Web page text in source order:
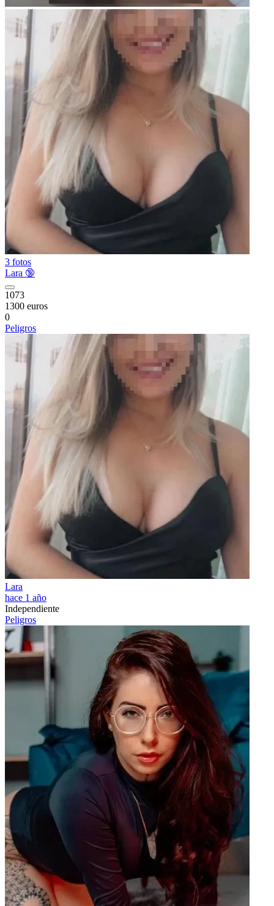
3 fotos
Lara 🔞
1073
1300 euros
0
Peligros
Lara
hace 1 año
Independiente
Peligros